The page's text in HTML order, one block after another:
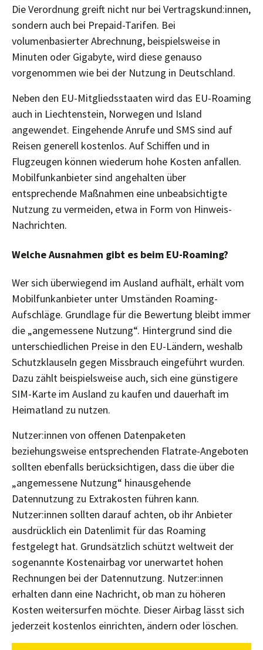
Die Verordnung greift nicht nur bei Vertragskund:innen,
sondern auch bei Prepaid-Tarifen. Bei
volumenbasierter Abrechnung, beispielsweise in
Minuten oder Gigabyte, wird diese genauso
vorgenommen wie bei der Nutzung in Deutschland.
Neben den EU-Mitgliedsstaaten wird das EU-Roaming
auch in Liechtenstein, Norwegen und Island
angewendet. Eingehende Anrufe und SMS sind auf
Reisen generell kostenlos. Auf Schiffen und in
Flugzeugen können wiederum hohe Kosten anfallen.
Mobilfunkanbieter sind angehalten über
entsprechende Maßnahmen eine unbeabsichtigte
Nutzung zu vermeiden, etwa in Form von Hinweis-
Nachrichten.
Welche Ausnahmen gibt es beim EU-Roaming?
Wer sich überwiegend im Ausland aufhält, erhält vom
Mobilfunkanbieter unter Umständen Roaming-
Aufschläge. Grundlage für die Bewertung bleibt immer
die „angemessene Nutzung“. Hintergrund sind die
unterschiedlichen Preise in den EU-Ländern, weshalb
Schutzklauseln gegen Missbrauch eingeführt wurden.
Dazu zählt beispielsweise auch, sich eine günstigere
SIM-Karte im Ausland zu kaufen und dauerhaft im
Heimatland zu nutzen.
Nutzer:innen von offenen Datenpaketen
beziehungsweise entsprechenden Flatrate-Angeboten
sollten ebenfalls berücksichtigen, dass die über die
„angemessene Nutzung“ hinausgehende
Datennutzung zu Extrakosten führen kann.
Nutzer:innen sollten darauf achten, ob ihr Anbieter
ausdrücklich ein Datenlimit für das Roaming
festgelegt hat. Grundsätzlich schützt weltweit der
sogenannte Kostenairbag vor unerwartet hohen
Rechnungen bei der Datennutzung. Nutzer:innen
erhalten dann eine Nachricht, ob man zu höheren
Kosten weitersurfen möchte. Dieser Airbag lässt sich
jederzeit kostenlos einrichten, ändern oder löschen.